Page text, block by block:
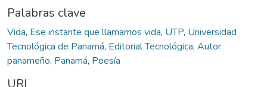
Palabras clave
Vida, Ese instante que llamamos vida, UTP, Universidad
Tecnológica de Panamá, Editorial Tecnológica, Autor
panameño, Panamá, Poesía
URI